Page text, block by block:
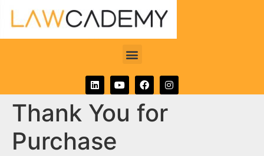
Thank You for
Purchase